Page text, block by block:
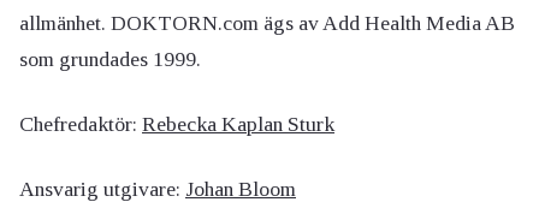
allmänhet. DOKTORN.com ägs av Add Health Media AB
som grundades 1999.
Chefredaktör: Rebecka Kaplan Sturk
Ansvarig utgivare: Johan Bloom